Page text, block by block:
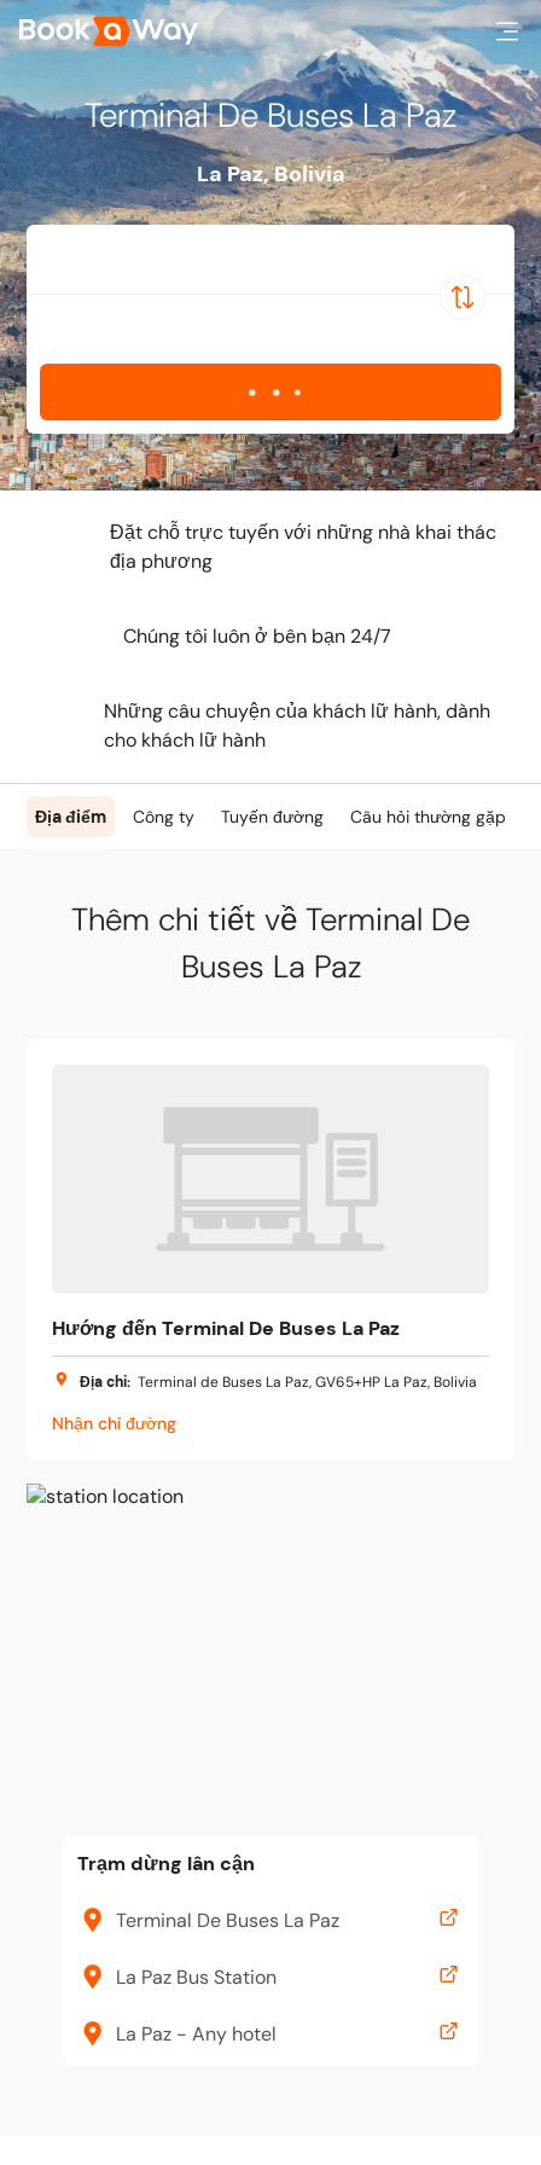
Terminal De Buses La Paz
La Paz,Bolivia
Địa điểm Công ty Tuyến đường Câu hỏi thường gặp
Đặt chỗ trực tuyến với những nhà khai thác
địa phương
Chúng tôi luôn ở bên bạn 24/7
Những câu chuyện của khách lữ hành, dành
cho khách lữ hành
Thêm chi tiết về Terminal De
Buses La Paz
Hướng đến Terminal De Buses La Paz
Địa chỉ: Terminal de Buses La Paz, GV65+HP La Paz, Bolivia
Nhận chỉ đường
Trạm dừng lân cận
Terminal De Buses La Paz
La Paz Bus Station
La Paz - Any hotel